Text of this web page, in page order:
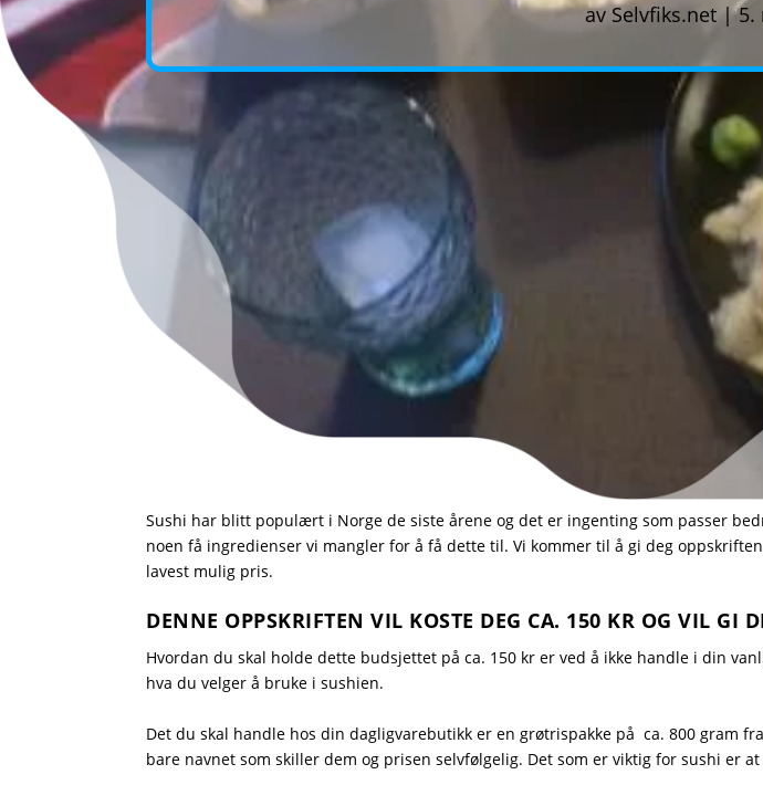
avSelvfiks.net|5.
Sushi har blitt populært i Norge de siste årene og det er ingenting som passer
noen få ingredienser vi mangler for å få dette til. Vi kommer til å gi deg
lavest mulig pris.
DENNE OPPSKRIFTEN VIL KOSTE DEG CA. 150 KR OG VIL GI
Hvordan du skal holde dette budsjettet på ca. 150 kr er ved å ikke handle i din
hva du velger å bruke i sushien.
Det du skal handle hos din dagligvarebutikk er en grøtrispakke på ca. 800 gram
bare navnet som skiller dem og prisen selvfølgelig. Det som er viktig for sushi er